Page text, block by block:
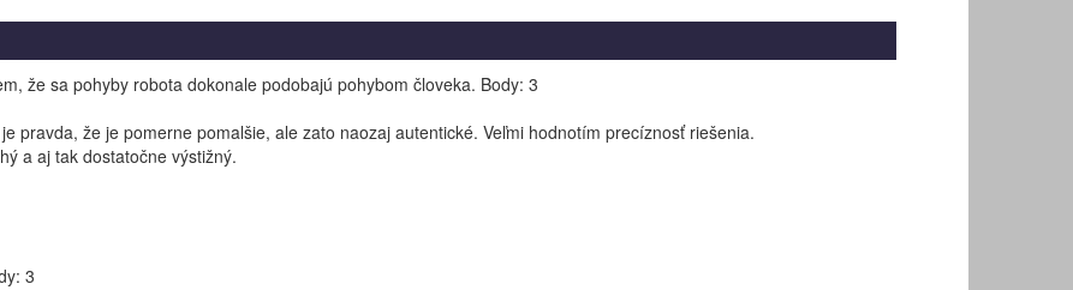
že sa pohyby robota dokonale podobajú pohybom človeka. Body: 3
pravda, že je pomerne pomalšie, ale zato naozaj autentické. Veľmi hodnotím precíznosť riešenia.
a aj tak dostatočne výstižný.
3